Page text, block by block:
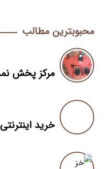
محبوبترین مطالب
مرکز پخش